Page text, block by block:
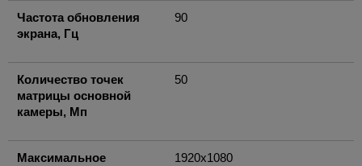
Частота обновления
экрана, Гц
90
Количество точек
матрицы основной
камеры, Мп
50
Максимальное
1920x1080